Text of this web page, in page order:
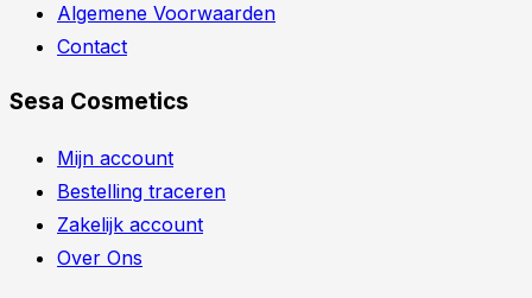
Algemene Voorwaarden
Contact
Sesa Cosmetics
Mijn account
Bestelling traceren
Zakelijk account
Over Ons